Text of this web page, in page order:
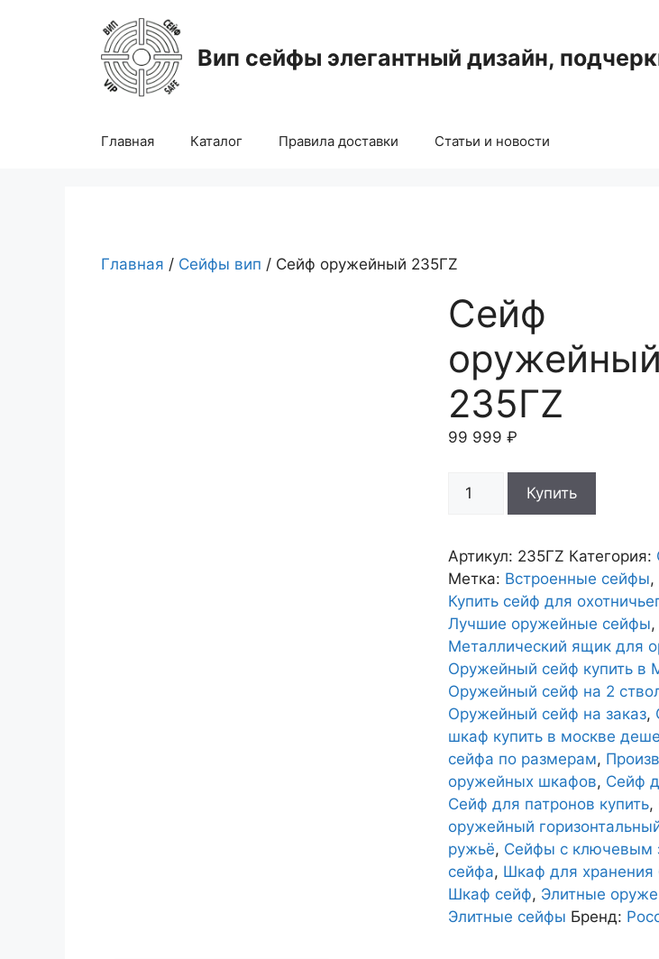
содержимому
Вип сейфы элегантный дизайн,
Главная Каталог Правила доставки Статьи и новости
Главная / Сейфы вип / Сейф оружейный 235ГZ
Сейф
оружейный
235ГZ
99 999 ₽
товара
оружейный
235ГZ
Купить
Артикул: 235ГZ Категория:
Метка: Встроенные сейфы,
Купить сейф для
Лучшие оружейные сейфы,
Металлический ящик для
Оружейный сейф купить в
Оружейный сейф на 2
Оружейный сейф на заказ,
шкаф купить в москве
сейфа по размерам,
оружейных шкафов, Сейф
Сейф для патронов купить,
оружейный
ружьё, Сейфы с ключевым
сейфа, Шкаф для хранения
Шкаф сейф, Элитные
Элитные сейфы Бренд: